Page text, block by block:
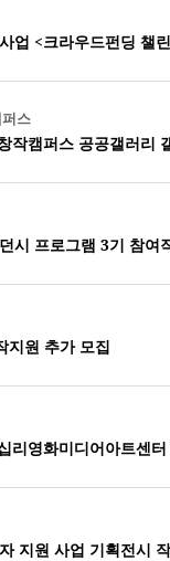
업 <크라우드펀딩 챌
스
작캠퍼스 공공갤러리
시 프로그램 3기 참여
지원 추가 모집
리영화미디어아트센
지원 사업 기획전시